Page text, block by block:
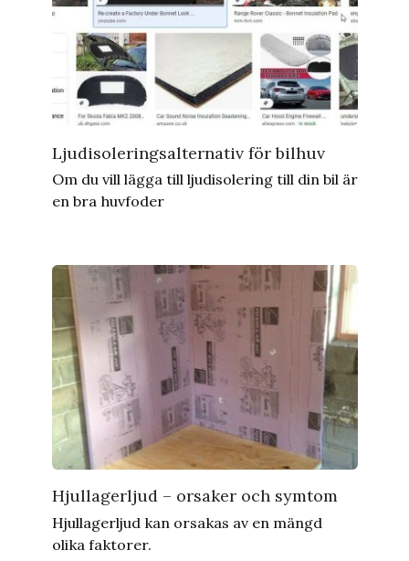
Ljudisoleringsalternativ för bilhuv
Om du vill lägga till ljudisolering till din bil är
en bra huvfoder
Hjullagerljud – orsaker och symtom
Hjullagerljud kan orsakas av en mängd
olika faktorer.